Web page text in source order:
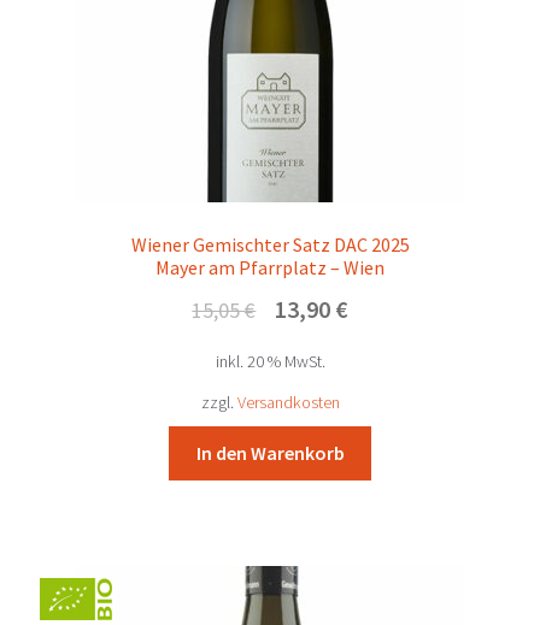
Wiener Gemischter Satz DAC 2025
Mayer am Pfarrplatz – Wien
15,05€
Ursprünglicher
war:
15,05 €
13,90 €Aktueller
inkl. 20 % MwSt.
zzgl. Versandkosten
In den Warenkorb